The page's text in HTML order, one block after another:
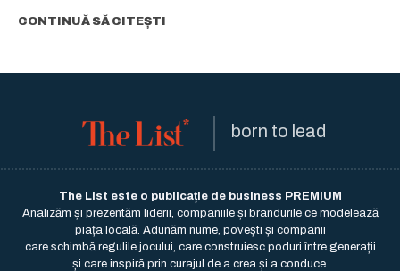
CONTINUĂ SĂ CITEȘTI
born to lead
The List este o publicație de business PREMIUM
Analizăm și prezentăm liderii, companiile și brandurile ce modelează
piața locală. Adunăm nume, povești și companii
care schimbă regulile jocului, care construiesc poduri între generații
și care inspiră prin curajul de a crea și a conduce.